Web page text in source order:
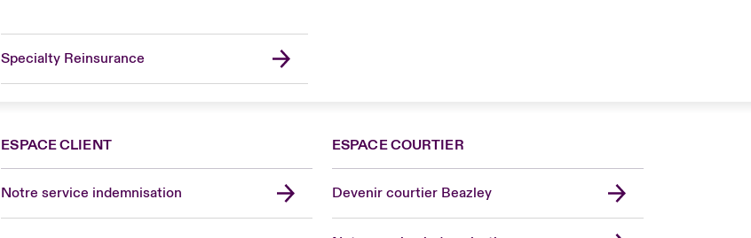
Specialty Reinsurance
ESPACE CLIENT
Notre service indemnisation
ESPACE COURTIER
Devenir courtier Beazley
Canada (English)
Germany